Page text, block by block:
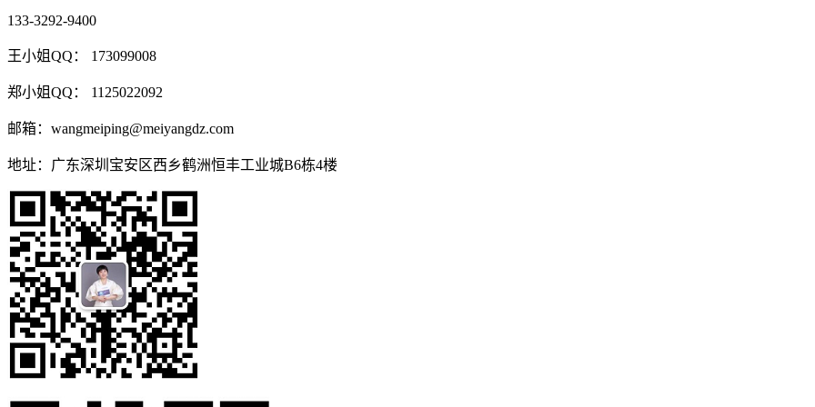
133-3292-9400
王小姐QQ： 173099008
郑小姐QQ： 1125022092
邮箱：wangmeiping@meiyangdz.com
地址：广东深圳宝安区西乡鹤洲恒丰工业城B6栋4楼